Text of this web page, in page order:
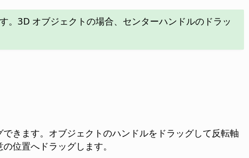
3D オブジェクトの場合、センターハンドルのドラッ
きます。オブジェクトのハンドルをドラッグして反転軸
位置へドラッグします。